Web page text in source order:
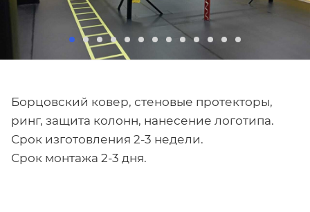
Борцовский ковер, стеновые протекторы,
ринг, защита колонн, нанесение логотипа.
Срок изготовления 2-3 недели.
Срок монтажа 2-3 дня.